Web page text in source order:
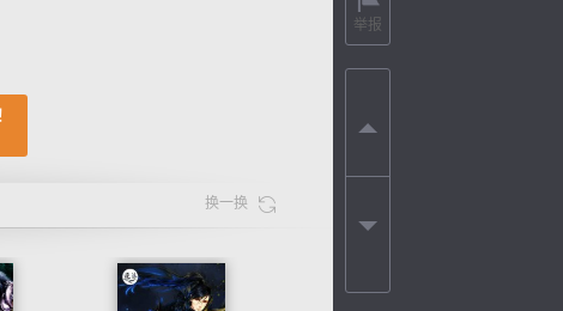
换一换
举报